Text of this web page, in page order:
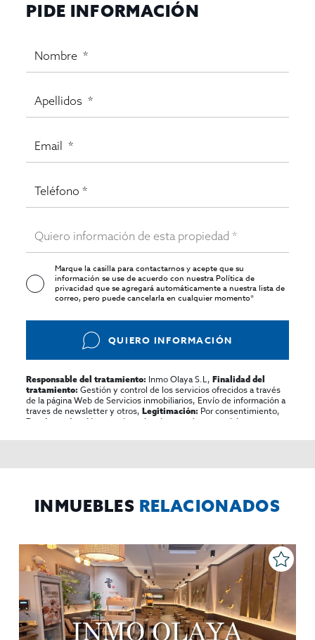
congelador nevera, 1 TV, 10 mesas, 4 de 4 sillas y 5 de 2
sillas, 6 taburetes.
CONTRATO DE 60 MESES + 60 MESES (5+5Años)
ESTABLE!
Gestiona INMO OLAYA
PIDE INFORMACIÓN
Marque la casilla para contactarnos y acepte que su
información se use de acuerdo con nuestraPolítica de
privacidadque se agregará automáticamente a nuestra lista de
correo, pero puede cancelarla en cualquier momento*
QUIERO INFORMACIÓN
Responsable del tratamiento: Inmo Olaya S.L,Finalidad del
tratamiento: Gestión y control de los servicios ofrecidos a través
de la página Web de Servicios inmobiliarios, Envío de información a
traves de newsletter y otros,Legitimación: Por consentimiento,
Destinatarios:
No se cederan los datos, salvo para elaborar
rectificar y suprimir los datos, solicitar la portabilidad de los
INMUEBLES RELACIONADOS